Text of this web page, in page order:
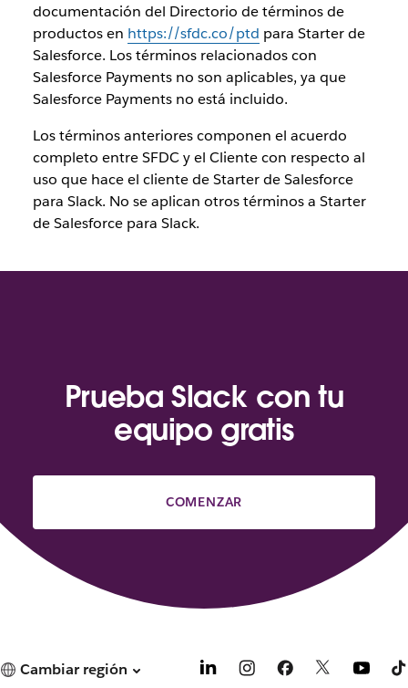
documentación del Directorio de términos de
productos en https://sfdc.co/ptd para Starter de
Salesforce. Los términos relacionados con
Salesforce Payments no son aplicables, ya que
Salesforce Payments no está incluido.
Los términos anteriores componen el acuerdo
completo entre SFDC y el Cliente con respecto al
uso que hace el cliente de Starter de Salesforce
para Slack. No se aplican otros términos a Starter
de Salesforce para Slack.
Prueba Slack con tu
equipo gratis
COMENZAR
Cambiar región